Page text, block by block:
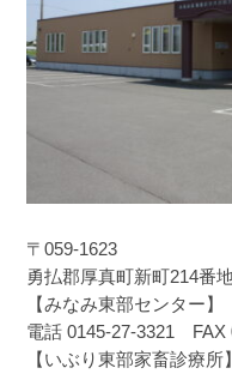
〒059-1623
勇払郡厚真町新町214番
【みなみ東部センター】
電話 0145-27-3321 FAX
【いぶり東部家畜診療所】